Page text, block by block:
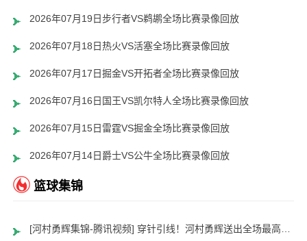
2026年07月19日步行者VS鹈鹕全场比赛录像回放
2026年07月18日热火VS活塞全场比赛录像回放
2026年07月17日掘金VS开拓者全场比赛录像回放
2026年07月16日国王VS凯尔特人全场比赛录像回放
2026年07月15日雷霆VS掘金全场比赛录像回放
2026年07月14日爵士VS公牛全场比赛录像回放
篮球集锦
[河村勇辉集锦-腾讯视频] 穿针引线！河村勇辉送出全场最高12助攻 8中2拿到5分5板